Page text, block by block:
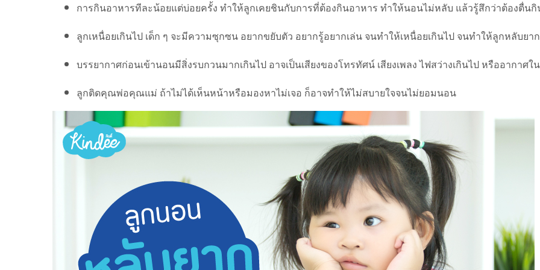
การกินอาหารทีละน้อยแต่บ่อยครั้ง ทำให้ลูกเคยชินกับการที่ต้องกินอาหาร ทำให้นอนไม่หลับ แล้วรู้สึกว่าต้องตื่น
ลูกเหนื่อยเกินไป เด็ก ๆ จะมีความซุกซน อยากขยับตัว อยากรู้อยากเล่น จนทำให้เหนื่อยเกินไป จนทำให้ลูกหลับยา
บรรยากาศก่อนเข้านอนมีสิ่งรบกวนมากเกินไป อาจเป็นเสียงของโทรทัศน์ เสียงเพลง ไฟสว่างเกินไป หรืออากาศ
ลูกติดคุณพ่อคุณแม่ ถ้าไม่ได้เห็นหน้าหรือมองหาไม่เจอ ก็อาจทำให้ไม่สบายใจจนไม่ยอมนอน